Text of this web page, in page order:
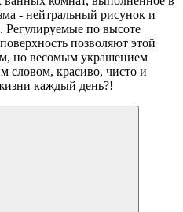
- нейтральный рисунок и
Регулируемые по высоте
позволяют этой
но весомым украшением
красиво, чисто и
каждый день?!